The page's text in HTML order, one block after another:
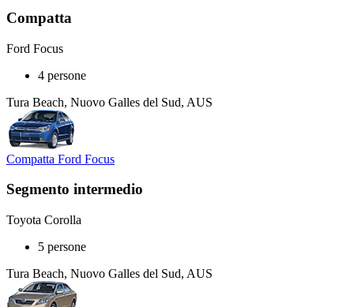
Compatta
Ford Focus
4 persone
Tura Beach, Nuovo Galles del Sud, AUS
Compatta Ford Focus
Segmento intermedio
Toyota Corolla
5 persone
Tura Beach, Nuovo Galles del Sud, AUS